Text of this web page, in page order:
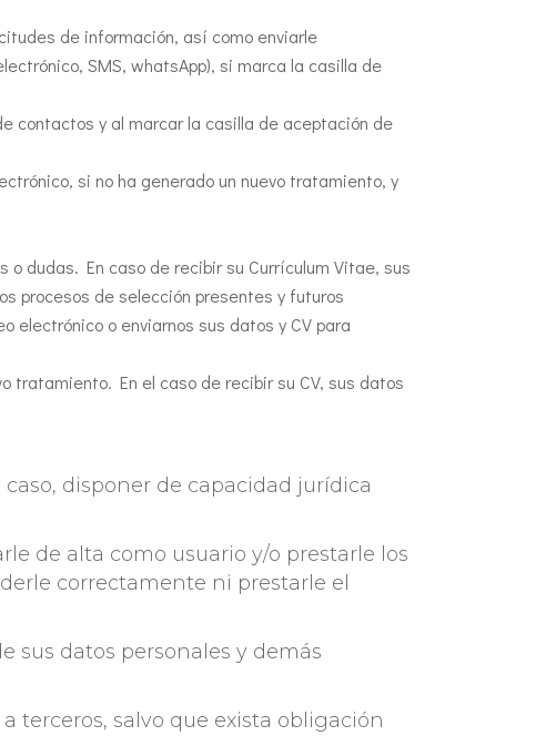
de información, así como enviarle
SMS, whatsApp), si marca la casilla de
contactos y al marcar la casilla de aceptación de
si no ha generado un nuevo tratamiento, y
dudas. En caso de recibir su Currículum Vitae, sus
procesos de selección presentes y futuros
electrónico o enviarnos sus datos y CV para
tratamiento. En el caso de recibir su CV, sus datos
disponer de capacidad jurídica
de alta como usuario y/o prestarle los
correctamente ni prestarle el
sus datos personales y demás
terceros, salvo que exista obligación